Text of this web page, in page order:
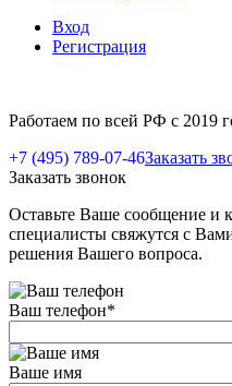
Вход
Регистрация
Работаем по всей РФ с 2019
+7 (495) 789-07-46Заказать
Заказать звонок
Оставьте Ваше сообщение и
специалисты свяжутся с
решения Вашего вопроса.
Ваш телефон*
Ваше имя